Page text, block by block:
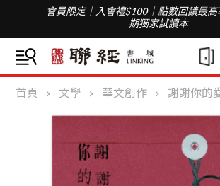
會員限定｜入會禮$100｜點數回饋最高
期獨家試讀本
首頁 文學 華文創作 謝謝你的愛：